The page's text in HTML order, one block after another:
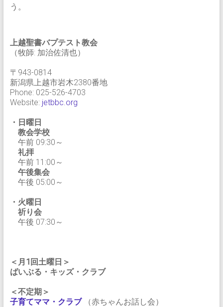
う。
上越聖書バプテスト教会
（牧師: 加治佐清也）
〒943-0814
新潟県上越市岩木2380番地
Phone: 025-526-4703
Website: jetbbc.org
・日曜日
教会学校
午前 09:30～
礼拝
午前 11:00～
午後集会
午後 05:00～
・火曜日
祈り会
午後 07:30～
＜月1回土曜日＞
ばいぶる・キッズ・クラブ
＜不定期＞
子育てママ・クラブ（赤ちゃんお話し会）